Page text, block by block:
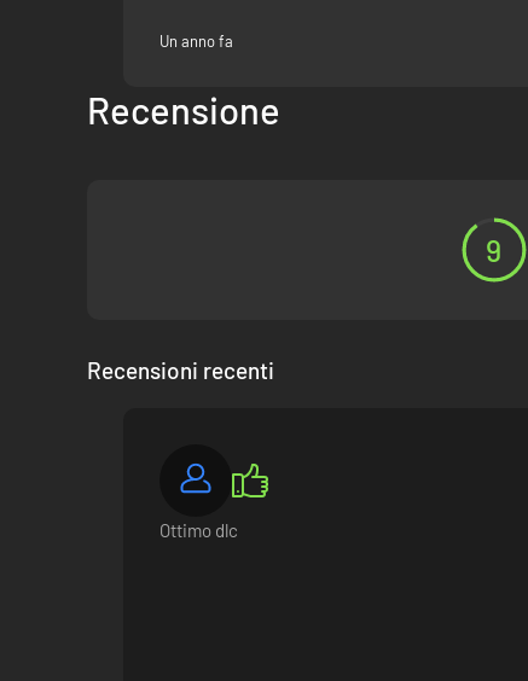
Un anno fa
Recensione
9
Recensioni recenti
Ottimo dlc